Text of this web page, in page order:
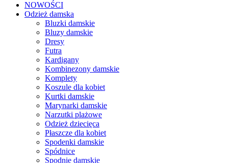
NOWOŚCI
Odzież damska
Bluzki damskie
Bluzy damskie
Dresy
Futra
Kardigany
Kombinezony damskie
Komplety
Koszule dla kobiet
Kurtki damskie
Marynarki damskie
Narzutki plażowe
Odzież dziecięca
Płaszcze dla kobiet
Spodenki damskie
Spódnice
Spodnie damskie